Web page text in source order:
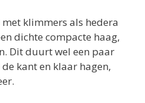
klimmers als hedera
dichte compacte haag,
Dit duurt wel een paar
kant en klaar hagen,